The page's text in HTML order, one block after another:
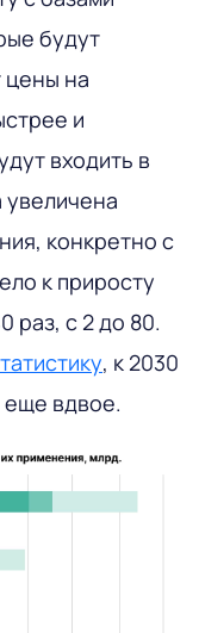
будут
цены на
и
входить в
увеличена
конкретно с
к приросту
раз, с 2 до 80.
, к 2030
еще вдвое.